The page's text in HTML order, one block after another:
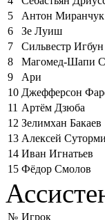
5
Антон Миранчук
6
Зе Луиш
7
Сильвестр Игбун
8
Магомед-Шапи
9
Ари
10 Джефферсон
11 Артём Дзюба
12 Зелимхан Бакаев
13 Алексей
14 Иван Игнатьев
15 Фёдор Смолов
№ Игрок